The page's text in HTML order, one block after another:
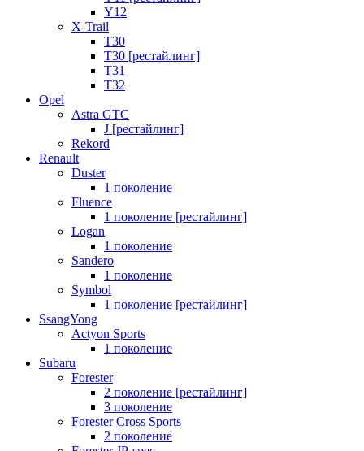
Y12
X-Trail
T30
T30 [рестайлинг]
T31
T32
Opel
Astra GTC
J [рестайлинг]
Rekord
Renault
Duster
1 поколение
Fluence
1 поколение [рестайлинг]
Logan
1 поколение
Sandero
1 поколение
Symbol
1 поколение [рестайлинг]
SsangYong
Actyon Sports
1 поколение
Subaru
Forester
2 поколение [рестайлинг]
3 поколение
Forester Cross Sports
2 поколение